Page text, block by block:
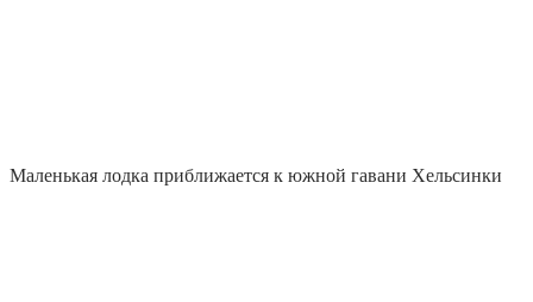
Маленькая лодка приближается к южной гавани Хельсинки